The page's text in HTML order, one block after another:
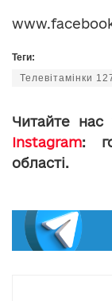
Теги:
Телевітамінки
Читайте нас
Instagram:
області.